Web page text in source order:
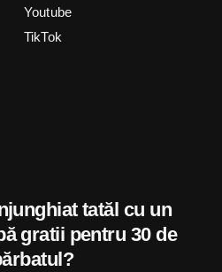
Youtube
TikTok
tatăl cu un
gratii pentru 30 de